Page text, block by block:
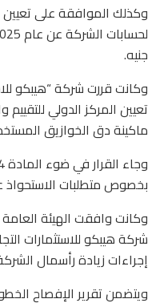
جنيه.
وكانت قررت شركة “هيبكو
تعيين المركز الدولي للتقييم
ماكينة دق الخوازيق
بخصوص متطلبات
وكانت وافقت الهيئة العامة
شركة هيبكو للاستثمارات
إجراءات زيادة رأسمال
ويتضمن تقرير الإفصاح